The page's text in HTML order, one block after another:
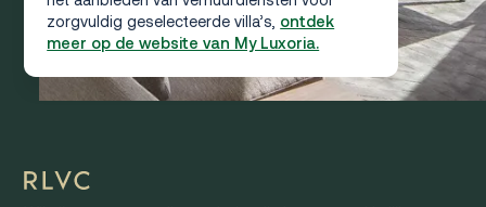
zorgvuldig geselecteerde villa’s, ontdek
meer op de website van My Luxoria.